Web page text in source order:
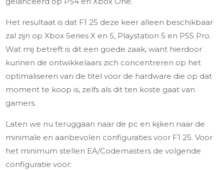
Het resultaat is dat F1 25 deze keer alleen beschikbaar
zal zijn op Xbox Series X en S, Playstation 5 en PS5 Pro.
Wat mij betreft is dit een goede zaak, want hierdoor
kunnen de ontwikkelaars zich concentreren op het
optimaliseren van de titel voor de hardware die op dat
moment te koop is, zelfs als dit ten koste gaat van
gamers.
Laten we nu teruggaan naar de pc en kijken naar de
minimale en aanbevolen configuraties voor F1 25. Voor
het minimum stellen EA/Codemasters de volgende
configuratie voor: